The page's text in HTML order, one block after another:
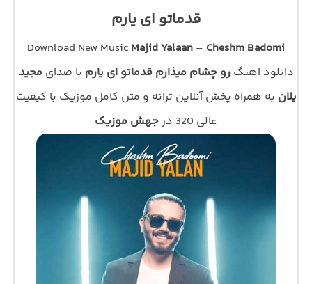
قدماتو ای یارم
Download New Music Majid Yalaan – Cheshm Badomi
دانلود اهنگرو چشام میذارم قدماتو ای یارم با صدایمجید
یلان به همراه پخش آنلاین ترانه و متن کامل موزیک با کیفیت
عالی 320 در
جهش موزیک